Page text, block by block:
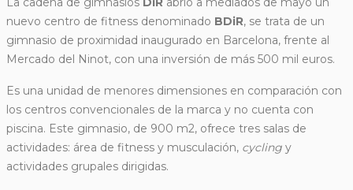
nuevo centro de fitness denominado BDiR, se trata de un
gimnasio de proximidad inaugurado en Barcelona, frente al
Mercado del Ninot, con una inversión de más 500 mil euros.
Es una unidad de menores dimensiones en comparación con
los centros convencionales de la marca y no cuenta con
piscina. Este gimnasio, de 900 m2, ofrece tres salas de
actividades: área de fitness y musculación, cycling y
actividades grupales dirigidas.